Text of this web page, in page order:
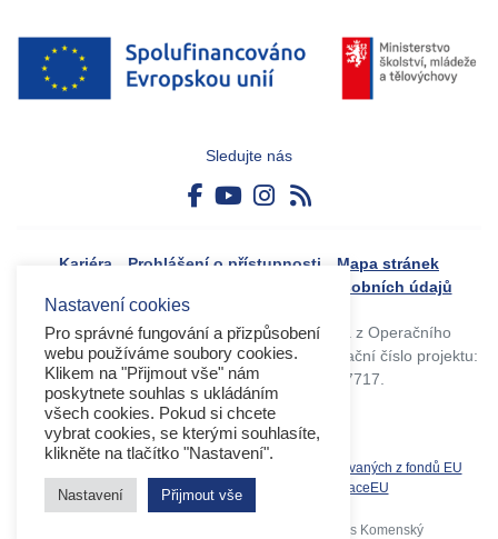
Sledujte nás
Kariéra Prohlášení o přístupnosti
Mapa stránek
Zásady ochrany osobních údajů
Tvorba webového portálu byla financovaná z Operačního
programu Výzkum, vývoj a vzdělávání. Registrační číslo projektu:
CZ.02.4.125/0.0/0.0/17_045/0017717.
Databáze produktů spolufinancovaných z fondů EU
OPVVV
EK MS2021+ DotaceEU
Copyright 2026 © Operační program Jan Amos Komenský
Nastavení cookies
Pro správné fungování a přizpůsobení
webu používáme soubory cookies.
Klikem na "Přijmout vše" nám
poskytnete souhlas s ukládáním
všech cookies. Pokud si chcete
vybrat cookies, se kterými souhlasíte,
klikněte na tlačítko "Nastavení".
Nastavení Přijmout vše